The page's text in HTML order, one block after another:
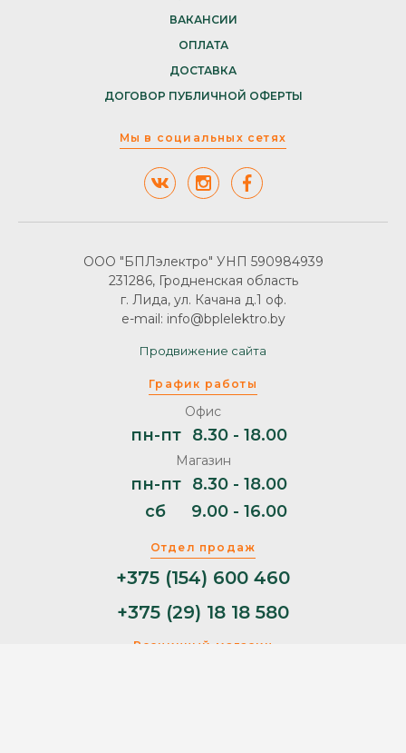
ВАКАНСИИ
ОПЛАТА
ДОСТАВКА
ДОГОВОР ПУБЛИЧНОЙ ОФЕРТЫ
Мы в социальных сетях
Отдел продаж
+375 (154) 600 460
+375 (29) 18 18 580
Розничный магазин
График работы
Офис
пн-пт 8.30 - 18.00
Магазин
пн-пт
8.30 - 18.00
сб
9.00 - 16.00
ООО "БПЛэлектро" УНП 590984939
231286, Гродненская область
г. Лида, ул. Качана д.1 оф.
e-mail: info@bplelektro.by
Продвижение сайта